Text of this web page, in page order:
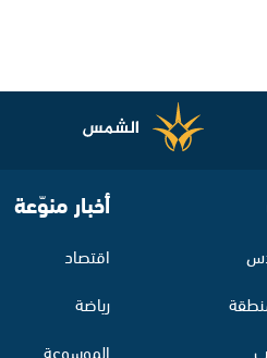
أخبار منوّعة
اقتصاد
رياضة
الموسوعة